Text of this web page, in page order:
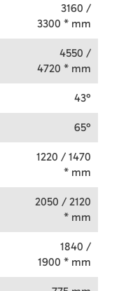
3160 /
3300 * mm
4550 /
4720 * mm
43°
65°
1220 / 1470
* mm
2050 / 2120
* mm
1840 /
1900 * mm